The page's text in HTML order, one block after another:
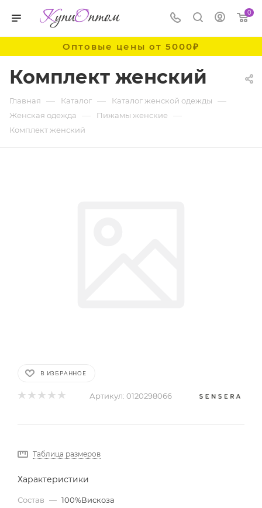
0
Оптовые цены от 5000₽
Комплект женский
Главная — Каталог — Каталог женской одежды —
Женская одежда — Пижамы женские —
Комплект женский
В ИЗБРАННОЕ
Артикул: 0120298066
Таблица размеров
Характеристики
Состав — 100%Вискоза